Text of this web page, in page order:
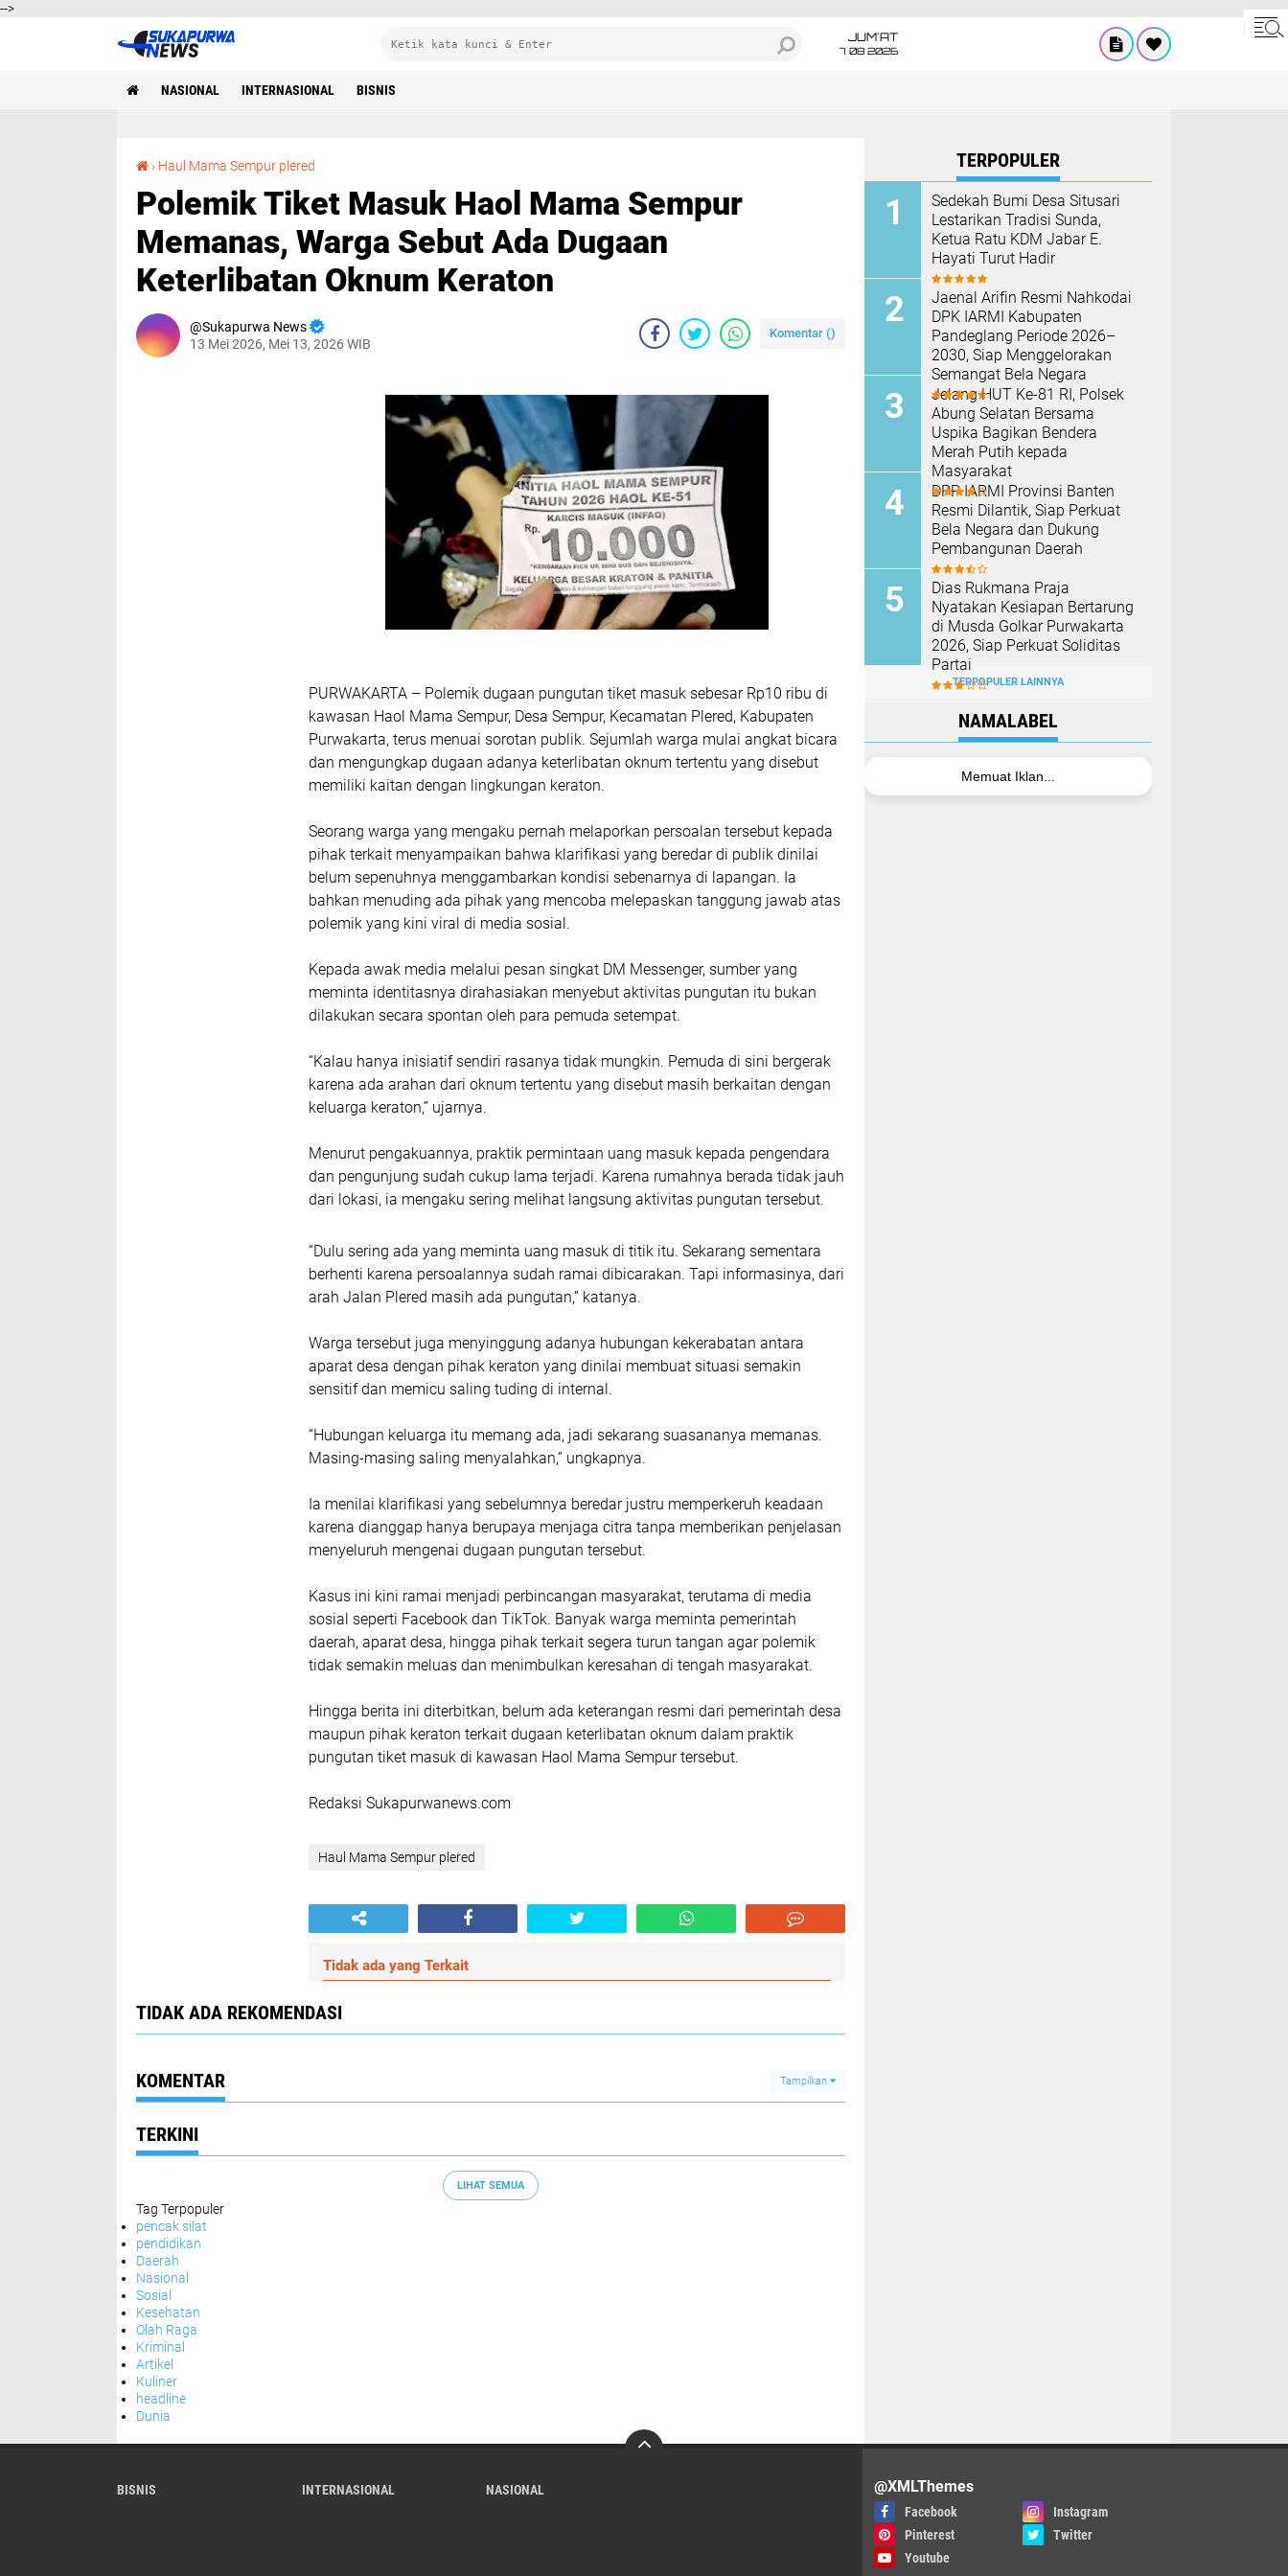
-->
JUM'AT
7 08 2026
NASIONAL INTERNASIONAL BISNIS
› Haul Mama Sempur plered
Polemik Tiket Masuk Haol Mama Sempur
Memanas, Warga Sebut Ada Dugaan
Keterlibatan Oknum Keraton
Sukapurwa News
13 Mei 2026, Mei 13, 2026 WIB
Komentar ()
PURWAKARTA – Polemik dugaan pungutan tiket masuk sebesar Rp10 ribu di
kawasan Haol Mama Sempur, Desa Sempur, Kecamatan Plered, Kabupaten
Purwakarta, terus menuai sorotan publik. Sejumlah warga mulai angkat bicara
dan mengungkap dugaan adanya keterlibatan oknum tertentu yang disebut
memiliki kaitan dengan lingkungan keraton.
Seorang warga yang mengaku pernah melaporkan persoalan tersebut kepada
pihak terkait menyampaikan bahwa klarifikasi yang beredar di publik dinilai
belum sepenuhnya menggambarkan kondisi sebenarnya di lapangan. Ia
bahkan menuding ada pihak yang mencoba melepaskan tanggung jawab atas
polemik yang kini viral di media sosial.
Kepada awak media melalui pesan singkat DM Messenger, sumber yang
meminta identitasnya dirahasiakan menyebut aktivitas pungutan itu bukan
dilakukan secara spontan oleh para pemuda setempat.
“Kalau hanya inisiatif sendiri rasanya tidak mungkin. Pemuda di sini bergerak
karena ada arahan dari oknum tertentu yang disebut masih berkaitan dengan
keluarga keraton,” ujarnya.
Menurut pengakuannya, praktik permintaan uang masuk kepada pengendara
dan pengunjung sudah cukup lama terjadi. Karena rumahnya berada tidak jauh
dari lokasi, ia mengaku sering melihat langsung aktivitas pungutan tersebut.
“Dulu sering ada yang meminta uang masuk di titik itu. Sekarang sementara
berhenti karena persoalannya sudah ramai dibicarakan. Tapi informasinya, dari
arah Jalan Plered masih ada pungutan,” katanya.
Warga tersebut juga menyinggung adanya hubungan kekerabatan antara
aparat desa dengan pihak keraton yang dinilai membuat situasi semakin
sensitif dan memicu saling tuding di internal.
“Hubungan keluarga itu memang ada, jadi sekarang suasananya memanas.
Masing-masing saling menyalahkan,” ungkapnya.
Ia menilai klarifikasi yang sebelumnya beredar justru memperkeruh keadaan
karena dianggap hanya berupaya menjaga citra tanpa memberikan penjelasan
menyeluruh mengenai dugaan pungutan tersebut.
Kasus ini kini ramai menjadi perbincangan masyarakat, terutama di media
sosial seperti Facebook dan TikTok. Banyak warga meminta pemerintah
daerah, aparat desa, hingga pihak terkait segera turun tangan agar polemik
tidak semakin meluas dan menimbulkan keresahan di tengah masyarakat.
Hingga berita ini diterbitkan, belum ada keterangan resmi dari pemerintah desa
maupun pihak keraton terkait dugaan keterlibatan oknum dalam praktik
pungutan tiket masuk di kawasan Haol Mama Sempur tersebut.
Redaksi Sukapurwanews.com
Haul Mama Sempur plered
Tidak ada yang Terkait
TIDAK ADA REKOMENDASI
KOMENTAR Tampilkan
TERKINI
LIHAT SEMUA
Tag Terpopuler
pencak silat
pendidikan
Daerah
Nasional
Sosial
Kesehatan
Olah Raga
Kriminal
Artikel
Kuliner
headline
Dunia
TERPOPULER
Sedekah Bumi Desa Situsari
Lestarikan Tradisi Sunda,
Ketua Ratu KDM Jabar E.
Hayati Turut Hadir
Jaenal Arifin Resmi Nahkodai
DPK IARMI Kabupaten
Pandeglang Periode 2026–
2030, Siap Menggelorakan
Semangat Bela Negara
Jelang HUT Ke-81 RI, Polsek
Abung Selatan Bersama
Uspika Bagikan Bendera
Merah Putih kepada
Masyarakat
DPP IARMI Provinsi Banten
Resmi Dilantik, Siap Perkuat
Bela Negara dan Dukung
Pembangunan Daerah
Dias Rukmana Praja
Nyatakan Kesiapan Bertarung
di Musda Golkar Purwakarta
2026, Siap Perkuat Soliditas
Partai
TERPOPULER LAINNYA
NAMALABEL
Memuat Iklan...
BISNIS INTERNASIONAL NASIONAL @XMLThemes
Facebook
Instagram
Pinterest
Twitter
Youtube